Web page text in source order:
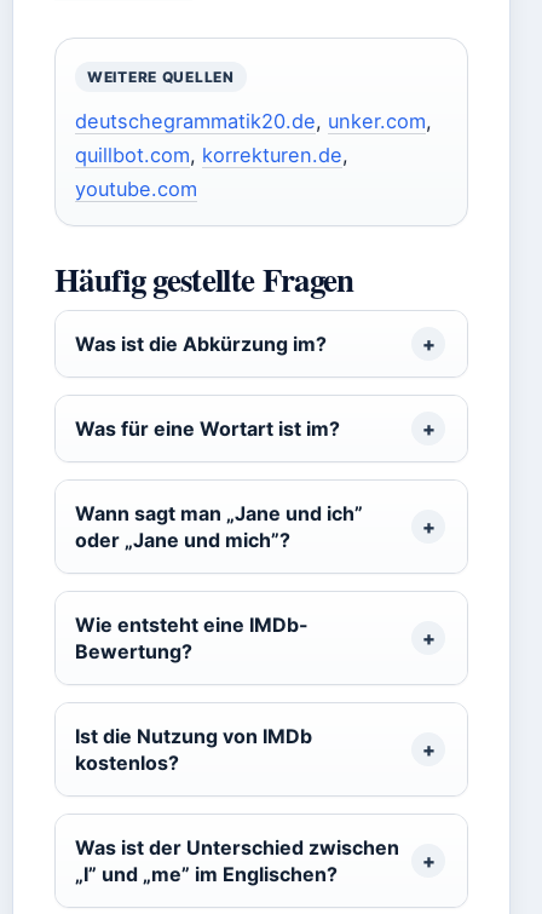
WEITERE QUELLEN
deutschegrammatik20.de, unker.com,
quillbot.com, korrekturen.de,
youtube.com
Häufig gestellte Fragen
Was ist die Abkürzung im?
Was für eine Wortart ist im?
Wann sagt man „Jane und ich”
oder „Jane und mich”?
Wie entsteht eine IMDb-
Bewertung?
Ist die Nutzung von IMDb
kostenlos?
Was ist der Unterschied zwischen
„I” und „me” im Englischen?